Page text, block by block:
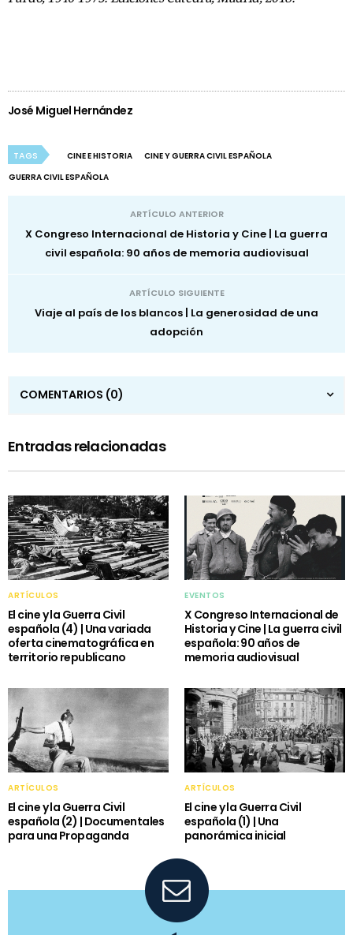
José Miguel Hernández
TAGS CINE E HISTORIA
CINE Y GUERRA CIVIL ESPAÑOLA
GUERRA CIVIL ESPAÑOLA
ARTÍCULO ANTERIOR
X Congreso Internacional de Historia y Cine | La guerra
civil española: 90 años de memoria audiovisual
ARTÍCULO SIGUIENTE
Viaje al país de los blancos | La generosidad de una
adopción
COMENTARIOS (0)
Entradas relacionadas
ARTÍCULOS
El cine y la Guerra Civil
española (4) | Una variada
oferta cinematográfica en
territorio republicano
EVENTOS
X Congreso Internacional de
Historia y Cine | La guerra civil
española: 90 años de
memoria audiovisual
ARTÍCULOS
El cine y la Guerra Civil
española (2) | Documentales
para una Propaganda
ARTÍCULOS
El cine y la Guerra Civil
española (1) | Una
panorámica inicial